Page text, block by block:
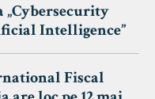
„Cybersecurity
Intelligence”
Fiscal